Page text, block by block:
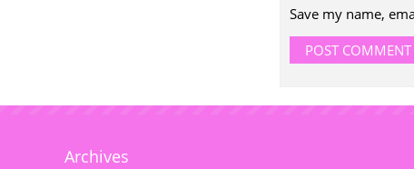
Save my name,
Archives